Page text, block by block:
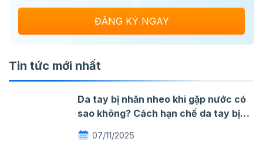
Tin tức mới nhất
Da tay bị nhăn nheo khi gặp nước có
sao không? Cách hạn chế da tay bị
nhăn khi gặp nước
07/11/2025